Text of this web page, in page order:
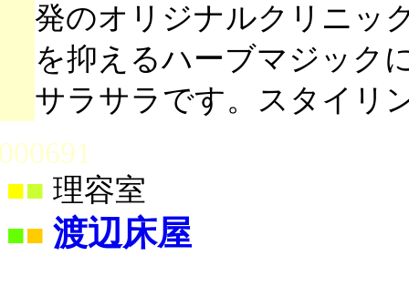
発のオリジナルクリニッ
を抑えるハーブマジック
サラサラです。スタイリ
■ 理容室
■■ 渡辺床屋